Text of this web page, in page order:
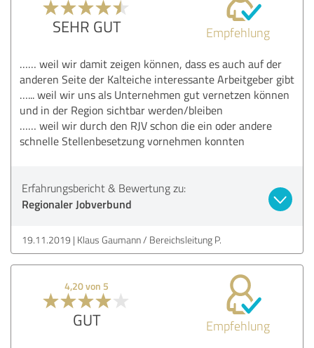
SEHR GUT Empfehlung
…… weil wir damit zeigen können, dass es auch auf der
anderen Seite der Kalteiche interessante Arbeitgeber gibt
…... weil wir uns als Unternehmen gut vernetzen können
und in der Region sichtbar werden/bleiben
…… weil wir durch den RJV schon die ein oder andere
schnelle Stellenbesetzung vornehmen konnten
Erfahrungsbericht & Bewertung zu:
Regionaler Jobverbund
19.11.2019 Klaus Gaumann / Bereichsleitung P.
4,20 von 5
GUT Empfehlung